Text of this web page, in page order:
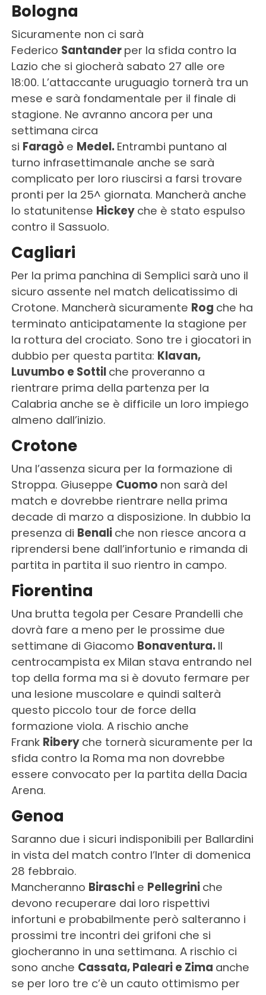
Bologna
Sicuramente non ci sarà
Federico Santander per la sfida contro la
Lazio che si giocherà sabato 27 alle ore
18:00. L’attaccante uruguagio tornerà tra un
mese e sarà fondamentale per il finale di
stagione. Ne avranno ancora per una
settimana circa
si Faragò e Medel. Entrambi puntano al
turno infrasettimanale anche se sarà
complicato per loro riuscirsi a farsi trovare
pronti per la 25^ giornata. Mancherà anche
lo statunitense Hickey che è stato espulso
contro il Sassuolo.
Cagliari
Per la prima panchina di Semplici sarà uno il
sicuro assente nel match delicatissimo di
Crotone. Mancherà sicuramente Rog che ha
terminato anticipatamente la stagione per
la rottura del crociato. Sono tre i giocatori in
dubbio per questa partita: Klavan,
Luvumbo e Sottil che proveranno a
rientrare prima della partenza per la
Calabria anche se è difficile un loro impiego
almeno dall’inizio.
Crotone
Una l’assenza sicura per la formazione di
Stroppa. Giuseppe Cuomo non sarà del
match e dovrebbe rientrare nella prima
decade di marzo a disposizione. In dubbio la
presenza di Benali che non riesce ancora a
riprendersi bene dall’infortunio e rimanda di
partita in partita il suo rientro in campo.
Fiorentina
Una brutta tegola per Cesare Prandelli che
dovrà fare a meno per le prossime due
settimane di Giacomo Bonaventura. Il
centrocampista ex Milan stava entrando nel
top della forma ma si è dovuto fermare per
una lesione muscolare e quindi salterà
questo piccolo tour de force della
formazione viola. A rischio anche
Frank Ribery che tornerà sicuramente per la
sfida contro la Roma ma non dovrebbe
essere convocato per la partita della Dacia
Arena.
Genoa
Saranno due i sicuri indisponibili per Ballardini
in vista del match contro l’Inter di domenica
28 febbraio.
Mancheranno Biraschi e Pellegrini che
devono recuperare dai loro rispettivi
infortuni e probabilmente però salteranno i
prossimi tre incontri dei grifoni che si
giocheranno in una settimana. A rischio ci
sono anche Cassata, Paleari e Zima anche
se per loro tre c’è un cauto ottimismo per